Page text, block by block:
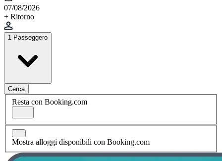
07/08/2026
+ Ritorno
1 Passeggero
Cerca
Resta con Booking.com
Mostra alloggi disponibili con Booking.com